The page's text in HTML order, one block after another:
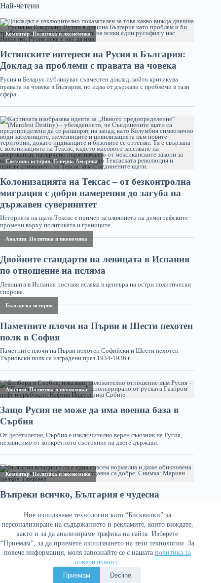
Ние използваме технологии като “Бисквитки” за
персонализиране на съдържанието и рекламите, които виждате,
както и за да анализираме трафика на сайта. Изберете
“Приемам”, за да приемете използването на тези технологии. За
повече информация, моля запознайте се с нашата политика за
поверителност.
Приемам
Decline
Най-четени
Политика за поверителност
Copyright © 2026 Война и мир. Сайтът е оптимизиран от